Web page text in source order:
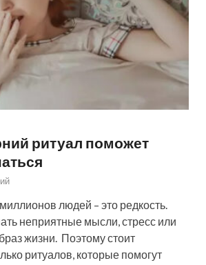
ритуал поможет
людей – это редкость.
неприятные мысли, стресс или
жизни. Поэтому стоит
ритуалов, которые помогут